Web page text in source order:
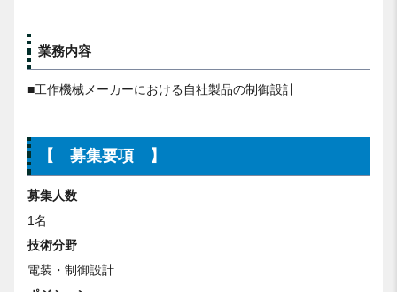
業務内容
■工作機械メーカーにおける自社製品の制御設計
【 募集要項 】
募集人数
1名
技術分野
電装・制御設計